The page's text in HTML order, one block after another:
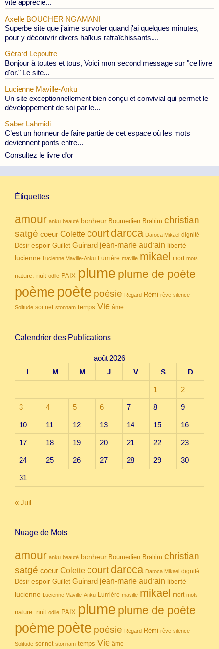
vite apprécié...
Axelle BOUCHER NGAMANI
Superbe site que j'aime survoler quand j'ai quelques minutes,
pour y découvrir divers haïkus rafraîchissants....
Gérard Lepoutre
Bonjour à toutes et tous, Voici mon second message sur "ce livre
d'or." Le site...
Lucienne Maville-Anku
Un site exceptionnellement bien conçu et convivial qui permet le
développement de soi par le...
Saber Lahmidi
C’est un honneur de faire partie de cet espace où les mots
deviennent ponts entre...
Consultez le livre d’or
Étiquettes
amour anku beauté bonheur Boumedien Brahim christian
satgé coeur Colette court daroca Daroca Mikael dignité
Désir espoir Guillet Guinard jean-marie audrain liberté
lucienne Lucienne Maville-Anku Lumière maville mikael mort mots
nature. nuit odile PAIX plume plume de poète
poème poète poésie Regard Rémi rêve silence
Solitude sonnet stonham temps Vie âme
Calendrier des Publications
août 2026
L
M M J V S D
1 2
3 4 5 6 7 8 9
10 11 12 13 14 15 16
17 18 19 20 21 22 23
24 25 26 27 28 29 30
31
« Juil
Nuage de Mots
amour anku beauté bonheur Boumedien Brahim christian
satgé coeur Colette court daroca Daroca Mikael dignité
Désir espoir Guillet Guinard jean-marie audrain liberté
lucienne Lucienne Maville-Anku Lumière maville mikael mort mots
nature. nuit odile PAIX plume plume de poète
poème poète poésie Regard Rémi rêve silence
Solitude sonnet stonham temps Vie âme